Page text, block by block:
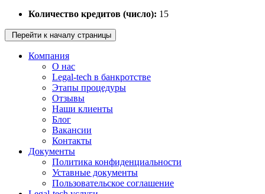
Количество кредитов (число): 15
Перейти к началу страницы
Компания
О нас
Legal-tech в банкротстве
Этапы процедуры
Отзывы
Наши клиенты
Блог
Вакансии
Контакты
Документы
Политика конфиденциальности
Уставные документы
Пользовательское соглашение